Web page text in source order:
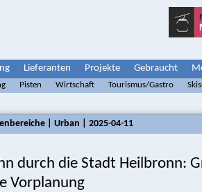
Lieferanten Projekte Gebraucht
Pisten Wirtschaft Tourismus/Gastro
| Urban | 2025-04-11
durch die Stadt Heilbronn:
Vorplanung